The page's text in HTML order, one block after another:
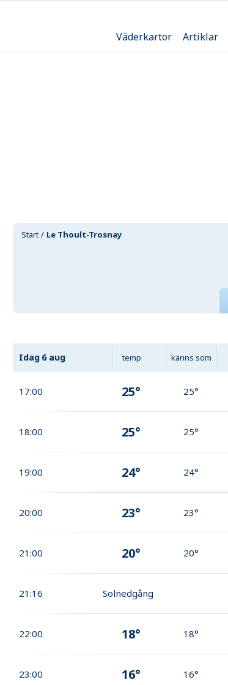
Väderkartor Artiklar
Start Le Thoult-Trosnay
Idag 6 aug temp känns som
17:00 25° 25°
18:00 25° 25°
19:00 24° 24°
20:00 23° 23°
21:00 20° 20°
21:16 Solnedgång
22:00 18° 18°
23:00 16° 16°